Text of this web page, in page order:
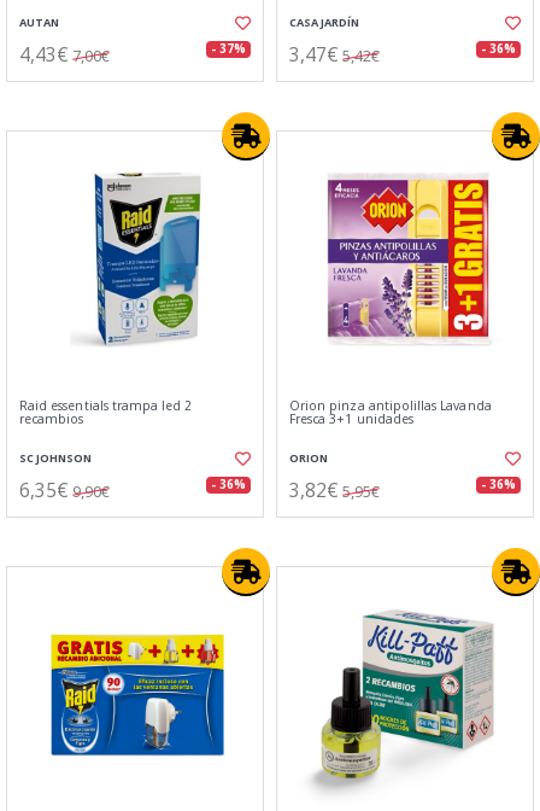
AUTAN
4,43€ 7,00€ - 37%
CASA JARDÍN
3,47€ 5,42€ - 36%
Raid essentials trampa led 2
recambios
SC JOHNSON
6,35€ 9,90€ - 36%
Orion pinza antipolillas Lavanda
Fresca 3+1 unidades
ORION
3,82€ 5,95€ - 36%